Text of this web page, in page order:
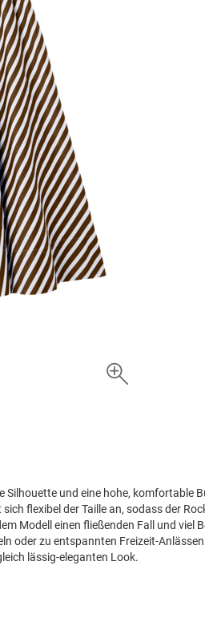
Silhouette und eine hohe, komfortable
flexibel der Taille an, sodass der
Modell einen fließenden Fall und viel
oder zu entspannten Freizeit-
lässig-eleganten Look.